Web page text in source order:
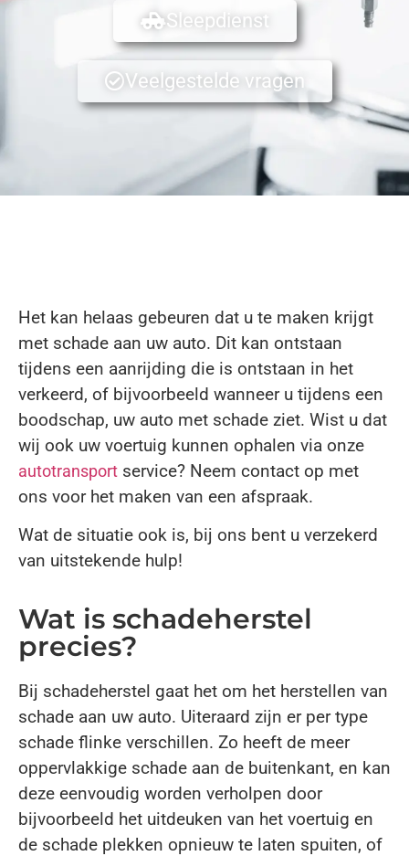
Sleepdienst
Veelgestelde vragen
Het kan helaas gebeuren dat u te maken krijgt
met schade aan uw auto. Dit kan ontstaan
tijdens een aanrijding die is ontstaan in het
verkeerd, of bijvoorbeeld wanneer u tijdens een
boodschap, uw auto met schade ziet. Wist u dat
wij ook uw voertuig kunnen ophalen via onze
autotransport service? Neem contact op met
ons voor het maken van een afspraak.
Wat de situatie ook is, bij ons bent u verzekerd
van uitstekende hulp!
Wat is schadeherstel
precies?
Bij schadeherstel gaat het om het herstellen van
schade aan uw auto. Uiteraard zijn er per type
schade flinke verschillen. Zo heeft de meer
oppervlakkige schade aan de buitenkant, en kan
deze eenvoudig worden verholpen door
bijvoorbeeld het uitdeuken van het voertuig en
de schade plekken opnieuw te laten spuiten, of